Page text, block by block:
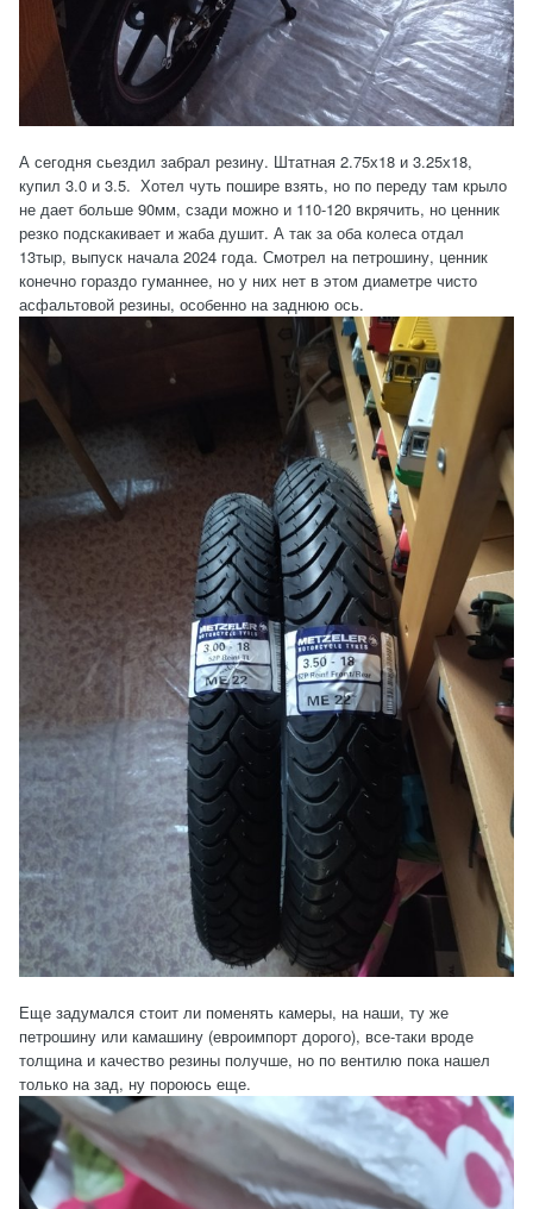
А сегодня сьездил забрал резину. Штатная 2.75х18 и 3.25х18,
купил 3.0 и 3.5. Хотел чуть пошире взять, но по переду там крыло
не дает больше 90мм, сзади можно и 110-120 вкрячить, но ценник
резко подскакивает и жаба душит. А так за оба колеса отдал
13тыр, выпуск начала 2024 года. Смотрел на петрошину, ценник
конечно гораздо гуманнее, но у них нет в этом диаметре чисто
асфальтовой резины, особенно на заднюю ось.
Еще задумался стоит ли поменять камеры, на наши, ту же
петрошину или камашину (евроимпорт дорого), все-таки вроде
толщина и качество резины получше, но по вентилю пока нашел
только на зад, ну пороюсь еще.